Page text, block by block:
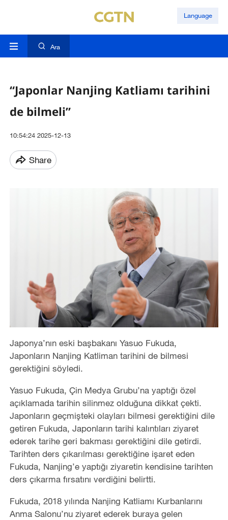
Language
Ara
“Japonlar Nanjing Katliamı tarihini
de bilmeli”
10:54:24 2025-12-13
Share
Japonya’nın eski başbakanı Yasuo Fukuda,
Japonların Nanjing Katliman tarihini de bilmesi
gerektiğini söyledi.
Yasuo Fukuda, Çin Medya Grubu’na yaptığı özel
açıklamada tarihin silinmez olduğuna dikkat çekti.
Japonların geçmişteki olayları bilmesi gerektiğini dile
getiren Fukuda, Japonların tarihi kalıntıları ziyaret
ederek tarihe geri bakması gerektiğini dile getirdi.
Tarihten ders çıkarılması gerektiğine işaret eden
Fukuda, Nanjing’e yaptığı ziyaretin kendisine tarihten
ders çıkarma fırsatını verdiğini belirtti.
Fukuda, 2018 yılında Nanjing Katliamı Kurbanlarını
Anma Salonu’nu ziyaret ederek buraya gelen